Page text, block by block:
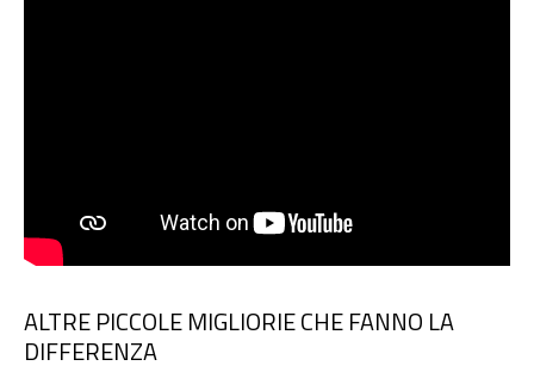
ALTRE PICCOLE MIGLIORIE CHE FANNO LA
DIFFERENZA